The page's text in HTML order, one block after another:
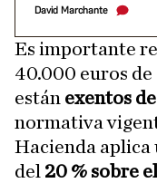
David Marchante
Es importante
40.000 euros
están exentos
normativa
Hacienda
del 20 % sobre